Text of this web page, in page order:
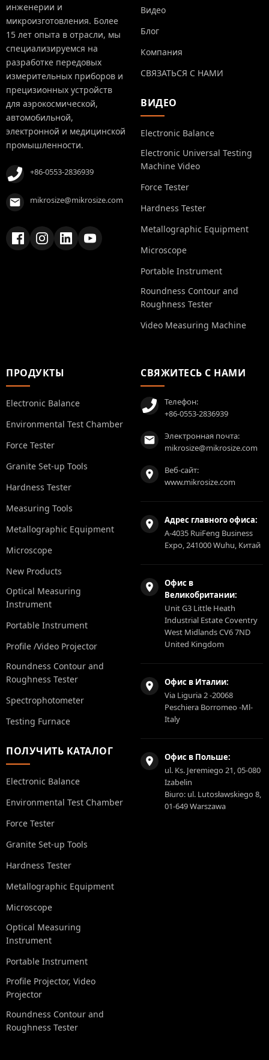
инженерии и
микроизготовления. Более
15 лет опыта в отрасли, мы
специализируемся на
разработке передовых
измерительных приборов и
прецизионных устройств
для аэрокосмической,
автомобильной,
электронной и медицинской
промышленности.
+86-0553-2836939
mikrosize@mikrosize.com
Видео
Блог
Компания
СВЯЗАТЬСЯ С НАМИ
ВИДЕО
Electronic Balance
Electronic Universal Testing
Machine Video
Force Tester
Hardness Tester
Metallographic Equipment
Microscope
Portable Instrument
Roundness Contour and
Roughness Tester
Video Measuring Machine
ПРОДУКТЫ
Electronic Balance
Environmental Test Chamber
Force Tester
Granite Set-up Tools
Hardness Tester
Measuring Tools
Metallographic Equipment
Microscope
New Products
Optical Measuring
Instrument
Portable Instrument
Profile /Video Projector
Roundness Contour and
Roughness Tester
Spectrophotometer
Testing Furnace
ПОЛУЧИТЬ КАТАЛОГ
Electronic Balance
Environmental Test Chamber
Force Tester
Granite Set-up Tools
Hardness Tester
Metallographic Equipment
Microscope
Optical Measuring
Instrument
Portable Instrument
Profile Projector, Video
Projector
Roundness Contour and
Roughness Tester
СВЯЖИТЕСЬ С НАМИ
Телефон:
+86-0553-2836939
Электронная почта:
mikrosize@mikrosize.com
Веб-сайт:
www.mikrosize.com
Адрес главного офиса:
A-4035 RuiFeng Business
Expo, 241000 Wuhu, Китай
Офис в
Великобритании:
Unit G3 Little Heath
Industrial Estate Coventry
West Midlands CV6 7ND
United Kingdom
Офис в Италии:
Via Liguria 2 -20068
Peschiera Borromeo -Ml-
Italy
Офис в Польше:
ul. Ks. Jeremiego 21, 05-080
Izabelin
Biuro: ul. Lutosławskiego 8,
01-649 Warszawa